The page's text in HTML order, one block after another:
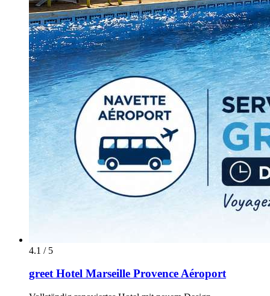
4.1 / 5
greet Hotel Marseille Provence Aéroport